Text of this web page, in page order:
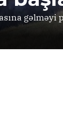
gəlməyi